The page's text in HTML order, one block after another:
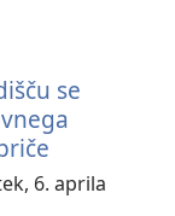
se
6. aprila